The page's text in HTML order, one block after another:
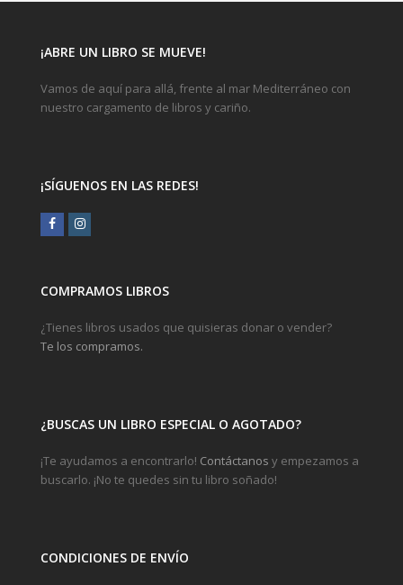
¡ABRE UN LIBRO SE MUEVE!
Vamos de aquí para allá, frente al mar Mediterráneo con
nuestro cargamento de libros y cariño.
¡SÍGUENOS EN LAS REDES!
FacebookInstagram
COMPRAMOS LIBROS
¿Tienes libros usados que quisieras donar o vender?
Te los compramos.
¿BUSCAS UN LIBRO ESPECIAL O AGOTADO?
¡Te ayudamos a encontrarlo! Contáctanos y empezamos a
buscarlo. ¡No te quedes sin tu libro soñado!
CONDICIONES DE ENVÍO